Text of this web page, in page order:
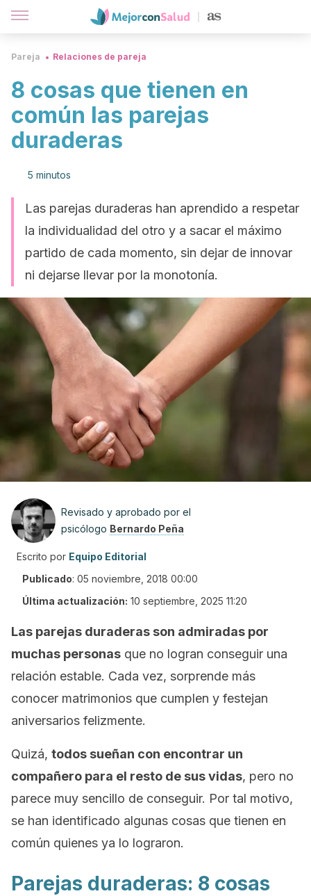
Pareja Relaciones de pareja
8 cosas que tienen en
común las parejas
duraderas
5 minutos
Las parejas duraderas han aprendido a respetar
la individualidad del otro y a sacar el máximo
partido de cada momento, sin dejar de innovar
ni dejarse llevar por la monotonía.
Revisado y aprobado por el
psicólogo Bernardo Peña
Escrito por Equipo Editorial
Publicado: 05 noviembre, 2018 00:00
Última actualización: 10 septiembre, 2025 11:20
Las parejas duraderas son admiradas por
muchas personas que no logran conseguir una
relación estable. Cada vez, sorprende más
conocer matrimonios que cumplen y festejan
aniversarios felizmente.
Quizá, todos sueñan con encontrar un
compañero para el resto de sus vidas, pero no
parece muy sencillo de conseguir. Por tal motivo,
se han identificado algunas cosas que tienen en
común quienes ya lo lograron.
Parejas duraderas: 8 cosas